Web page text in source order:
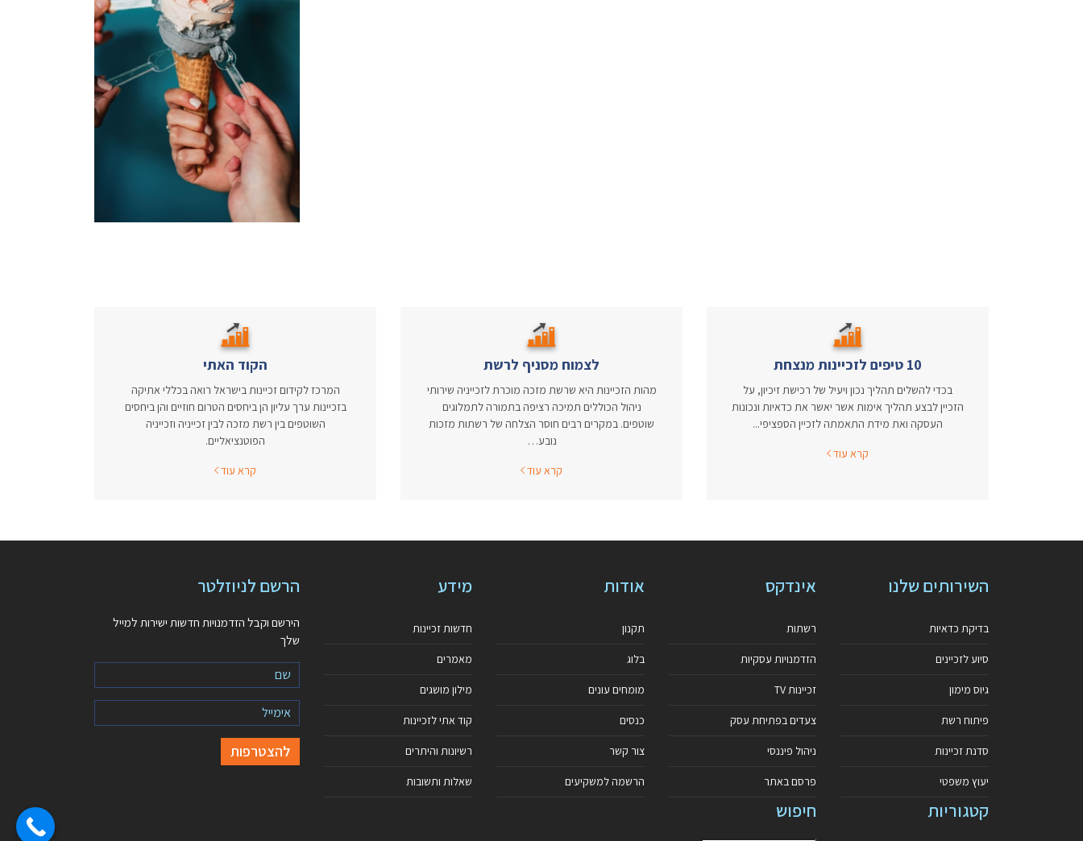
10 טיפים לזכיינות מנצחת
בכדי להשלים תהליך נכון ויעיל של רכישת זיכיון, על
הזכיין לבצע תהליך אימות אשר יאשר את כדאיות ונכונות
העסקה ואת מידת התאמתה לזכיין הספציפי...
קרא עוד
לצמוח מסניף לרשת
מהות הזכיינות היא שרשת מזכה מוכרת לזכייניה שירותי
ניהול הכוללים תמיכה רציפה בתמורה לתמלוגים
שוטפים. במקרים רבים חוסר הצלחה של רשתות מזכות
נובע…
קרא עוד
הקוד האתי
המרכז לקידום זכיינות בישראל רואה בכללי אתיקה
בזכיינות ערך עליון הן ביחסים הטרום חוזיים והן ביחסים
השוטפים בין רשת מזכה לבין זכייניה וזכייניה
הפוטנציאליים.
קרא עוד
השירותים שלנו
בדיקת כדאיות
סיוע לזכיינים
גיוס מימון
פיתוח רשת
סדנת זכיינות
יעוץ משפטי
אינדקס
רשתות
הזדמנויות עסקיות
זכיינות TV
צעדים בפתיחת עסק
ניהול פיננסי
פרסם באתר
אודות
תקנון
בלוג
מומחים עונים
כנסים
צור קשר
הרשמה למשקיעים
מידע
חדשות זכיינות
מאמרים
מילון מושגים
קוד אתי לזכיינות
רשיונות והיתרים
שאלות ותשובות
קטגוריות חיפוש
הרשם לניוזלטר
הירשם וקבל הזדמנויות חדשות ישירות למייל
שלך